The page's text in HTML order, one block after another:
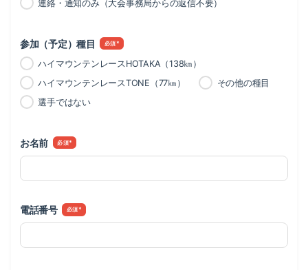
連絡・通知のみ（大会事務局からの返信不要）
参加（予定）種目 *
ハイマウンテンレースHOTAKA（138㎞）
ハイマウンテンレースTONE（77㎞）
その他の種目
選手ではない
お名前 *
電話番号 *